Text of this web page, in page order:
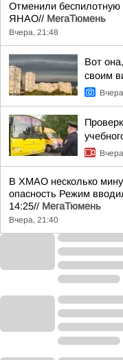
Отменили беспилотную
ЯНАО// МегаТюмень
Вчера, 21:48
Вот
своим
В ХМАО несколько
опасность Режим
14:25// МегаТюмень
Вчера, 21:40